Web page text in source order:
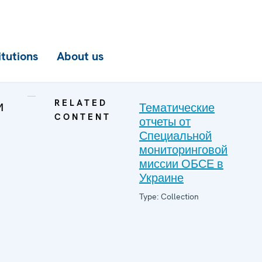
About us
RELATED
CONTENT
Тематические
отчеты от
Специальной
мониторинговой
миссии ОБСЕ в
Украине
Type: Collection